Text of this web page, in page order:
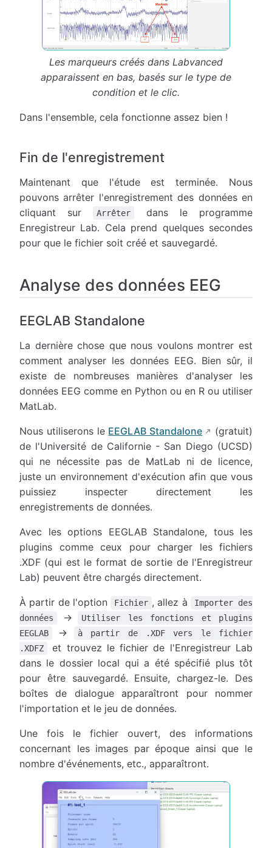
Les marqueurs créés dans Labvanced
apparaissent en bas, basés sur le type de
condition et le clic.
Dans l'ensemble, cela fonctionne assez bien !
Fin de l'enregistrement
Maintenant que l'étude est terminée. Nous
pouvons arrêter l'enregistrement des données en
cliquant sur
Arrêter
dans le programme
Enregistreur Lab. Cela prend quelques secondes
pour que le fichier soit créé et sauvegardé.
Analyse des données EEG
EEGLAB Standalone
La dernière chose que nous voulons montrer est
comment analyser les données EEG. Bien sûr, il
existe de nombreuses manières d'analyser les
données EEG comme en Python ou en R ou utiliser
MatLab.
Nous utiliserons le EEGLAB Standalone
(gratuit)
de l'Université de Californie - San Diego (UCSD)
qui ne nécessite pas de MatLab ni de licence,
juste un environnement d'exécution afin que vous
puissiez inspecter directement les
enregistrements de données.
Avec les options EEGLAB Standalone, tous les
plugins comme ceux pour charger les fichiers
.XDF (qui est le format de sortie de l'Enregistreur
Lab) peuvent être chargés directement.
À partir de l'option Fichier , allez à
Importer des
données
→
Utiliser les fonctions et plugins
EEGLAB
→
à partir de .XDF vers le fichier
.XDFZ
et trouvez le fichier de l'Enregistreur Lab
dans le dossier local qui a été spécifié plus tôt
pour être sauvegardé. Ensuite, chargez-le. Des
boîtes de dialogue apparaîtront pour nommer
l'importation et le jeu de données.
Une fois le fichier ouvert, des informations
concernant les images par époque ainsi que le
nombre d'événements, etc., apparaîtront.